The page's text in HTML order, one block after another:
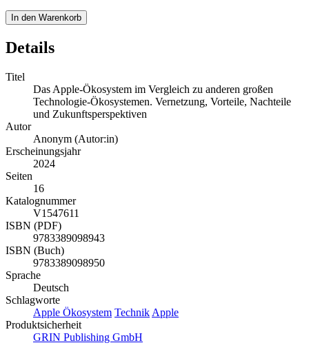
In den Warenkorb
Details
Titel
Das Apple-Ökosystem im Vergleich zu anderen großen
Technologie-Ökosystemen. Vernetzung, Vorteile, Nachteile
und Zukunftsperspektiven
Autor
Anonym (Autor:in)
Erscheinungsjahr
2024
Seiten
16
Katalognummer
V1547611
ISBN (PDF)
9783389098943
ISBN (Buch)
9783389098950
Sprache
Deutsch
Schlagworte
Apple Ökosystem Technik Apple
Produktsicherheit
GRIN Publishing GmbH